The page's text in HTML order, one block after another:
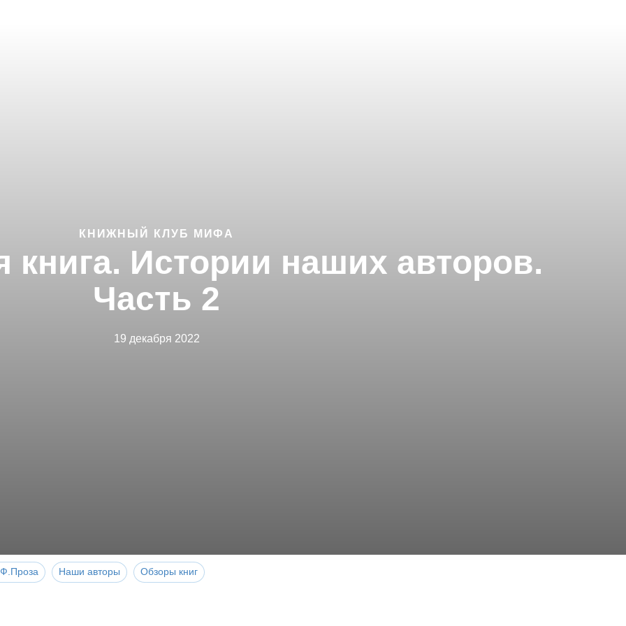
КНИЖНЫЙ КЛУБ МИФА
книга. Истории наших авторов.
Часть 2
19 декабря 2022
Наши авторы Обзоры книг